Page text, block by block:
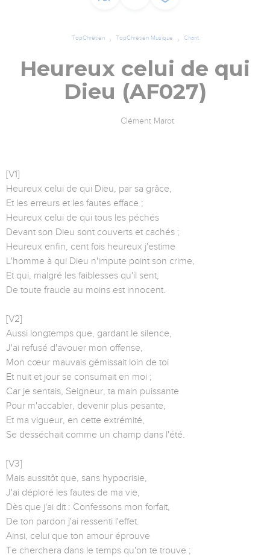
TopChrétien TopChrétien Musique Chant
Heureux celui de qui
Dieu (AF027)
Clément Marot
[V1]
Heureux celui de qui Dieu, par sa grâce,
Et les erreurs et les fautes efface ;
Heureux celui de qui tous les péchés
Devant son Dieu sont couverts et cachés ;
Heureux enfin, cent fois heureux j'estime
L'homme à qui Dieu n'impute point son crime,
Et qui, malgré les faiblesses qu'il sent,
De toute fraude au moins est innocent.
[V2]
Aussi longtemps que, gardant le silence,
J'ai refusé d'avouer mon offense,
Mon cœur mauvais gémissait loin de toi
Et nuit et jour se consumait en moi ;
Car je sentais, Seigneur, ta main puissante
Pour m'accabler, devenir plus pesante,
Et ma vigueur, en cette extrémité,
Se desséchait comme un champ dans l'été.
[V3]
Mais aussitôt que, sans hypocrisie,
J'ai déploré les fautes de ma vie,
Dès que j'ai dit : Confessons mon forfait,
De ton pardon j'ai ressenti l'effet.
Ainsi, celui que ton amour éprouve
Te cherchera dans le temps qu'on te trouve ;